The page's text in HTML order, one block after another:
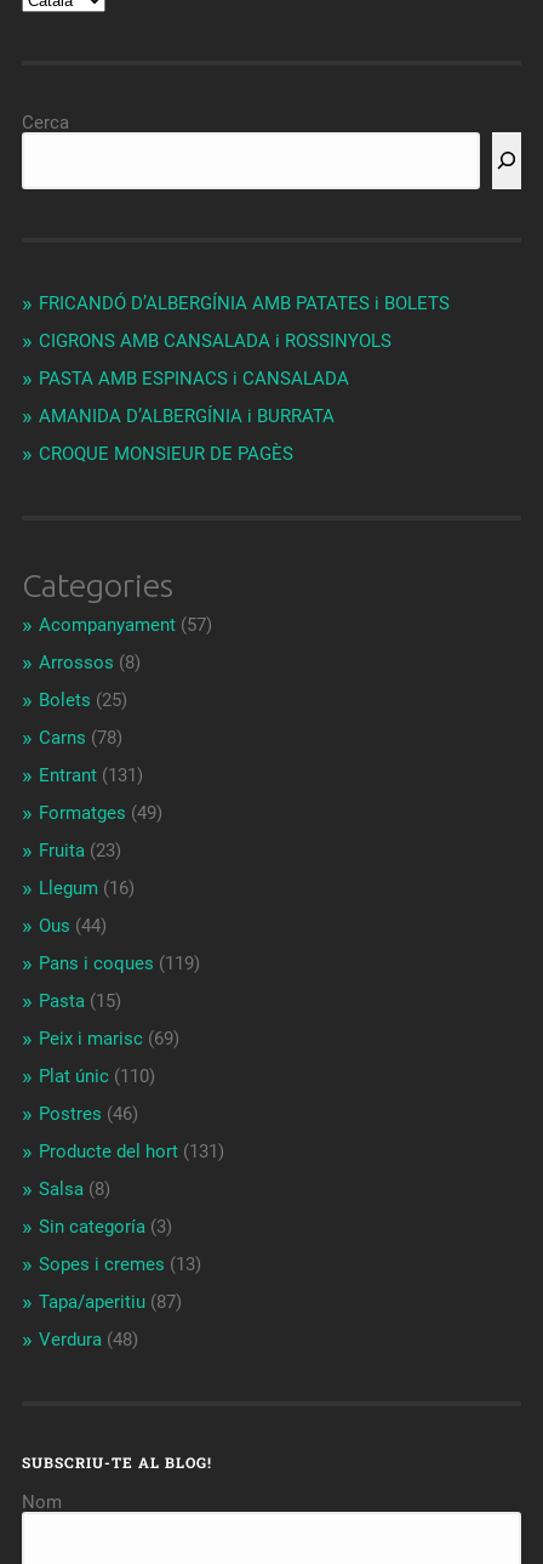
Cerca
FRICANDÓ D’ALBERGÍNIA AMB PATATES i BOLETS
CIGRONS AMB CANSALADA i ROSSINYOLS
PASTA AMB ESPINACS i CANSALADA
AMANIDA D’ALBERGÍNIA i BURRATA
CROQUE MONSIEUR DE PAGÈS
Categories
Acompanyament(57)
Arrossos (8)
Bolets (25)
Carns (78)
Entrant(131)
Formatges (49)
Fruita (23)
Llegum (16)
Ous (44)
Pans i coques (119)
Pasta (15)
Peix i marisc(69)
Plat únic(110)
Postres (46)
Producte del hort(131)
Salsa (8)
Sin categoría (3)
Sopes i cremes (13)
Tapa/aperitiu(87)
Verdura (48)
SUBSCRIU-TE AL BLOG!
Nom